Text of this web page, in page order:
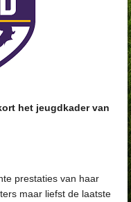
het jeugdkader van
prestaties van haar
maar liefst de laatste